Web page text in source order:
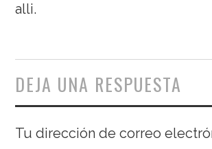
alli.
DEJA UNA RESPUESTA
Tu dirección de correo